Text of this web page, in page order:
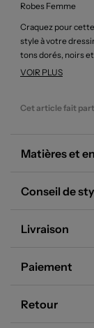
Robes Femme
Craquez pour
style à votre
tons dorés, noirs
coupe ample et
bon plan à ne pas
VOIR PLUS
Cet article fait
Matières et
Conseil de
Livraison
Paiement
Retour